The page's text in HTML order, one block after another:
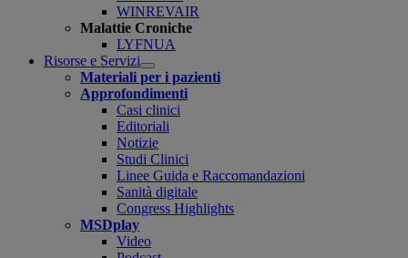
WINREVAIR
Malattie Croniche
LYFNUA
Risorse e Servizi
Open
submenu
Materiali per i pazienti
Approfondimenti
Casi clinici
Editoriali
Notizie
Studi Clinici
Linee Guida e Raccomandazioni
Sanità digitale
Congress Highlights
MSDplay
Video